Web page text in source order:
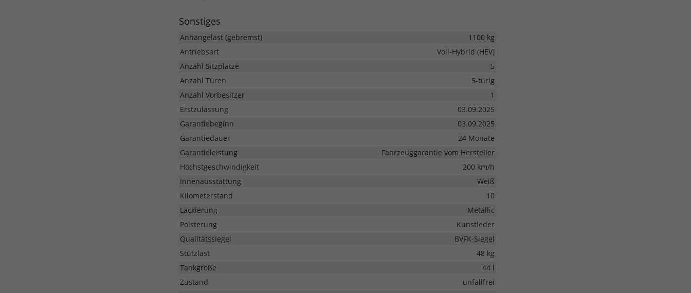
Sonstiges
Anhängelast (gebremst)
1100 kg
Antriebsart
Voll-Hybrid (HEV)
Anzahl Sitzplätze
5
Anzahl Türen
5-türig
Anzahl Vorbesitzer
1
Erstzulassung
03.09.2025
Garantiebeginn
03.09.2025
Garantiedauer
24 Monate
Garantieleistung
Fahrzeuggarantie vom Hersteller
Höchstgeschwindigkeit
200 km/h
Innenausstattung
Weiß
Kilometerstand
10
Lackierung
Metallic
Polsterung
Kunstleder
Qualitätssiegel
BVFK-Siegel
Stützlast
48 kg
Tankgröße
44 l
Zustand
unfallfrei